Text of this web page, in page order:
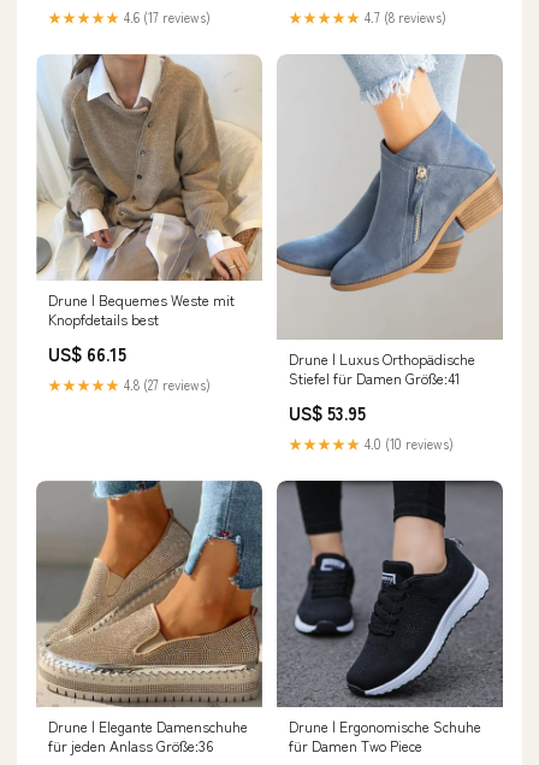
★★★★★ 4.6 (17 reviews) ★★★★★ 4.7 (8 reviews)
Drune | Bequemes Weste mit
Knopfdetails best
US$ 66.15
★★★★★ 4.8 (27 reviews)
Drune | Luxus Orthopädische
Stiefel für Damen Größe:41
US$ 53.95
★★★★★ 4.0 (10 reviews)
Drune | Elegante Damenschuhe
für jeden Anlass Größe:36
Drune | Ergonomische Schuhe
für Damen Two Piece